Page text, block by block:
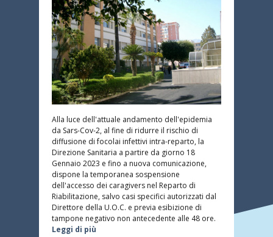
Alla luce dell'attuale andamento dell'epidemia
da Sars-Cov-2, al fine di ridurre il rischio di
diffusione di focolai infettivi intra-reparto, la
Direzione Sanitaria a partire da giorno 18
Gennaio 2023 e fino a nuova comunicazione,
dispone la temporanea sospensione
dell'accesso dei caragivers nel Reparto di
Riabilitazione, salvo casi specifici autorizzati dal
Direttore della U.O.C. e previa esibizione di
tampone negativo non antecedente alle 48 ore.
Leggi di più